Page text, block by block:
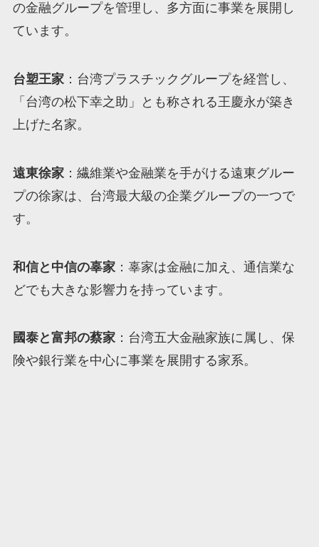
の金融グループを管理し、多方面に事業を展開し
ています。
台塑王家：台湾プラスチックグループを経営し、
「台湾の松下幸之助」とも称される王慶永が築き
上げた名家。
遠東徐家：繊維業や金融業を手がける遠東グルー
プの徐家は、台湾最大級の企業グループの一つで
す。
和信と中信の辜家：辜家は金融に加え、通信業な
どでも大きな影響力を持っています。
國泰と富邦の蔡家：台湾五大金融家族に属し、保
険や銀行業を中心に事業を展開する家系。